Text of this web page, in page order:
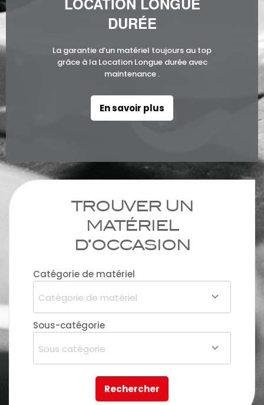
DURÉE
La garantie d’un matériel toujours au top
grâce à la Location Longue durée avec
maintenance .
En savoir plus
TROUVER UN
MATÉRIEL
D’OCCASION
Catégorie de matériel
Catégorie de matériel
Sous-catégorie
Sous catégorie
Rechercher